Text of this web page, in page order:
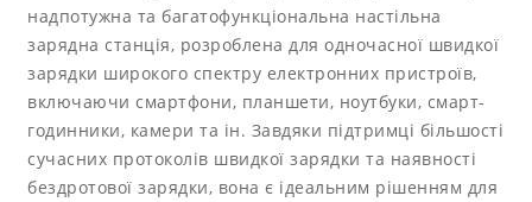
надпотужна та багатофункціональна настільна
зарядна станція, розроблена для одночасної швидкої
зарядки широкого спектру електронних пристроїв,
включаючи смартфони, планшети, ноутбуки, смарт-
годинники, камери та ін. Завдяки підтримці більшості
сучасних протоколів швидкої зарядки та наявності
бездротової зарядки, вона є ідеальним рішенням для